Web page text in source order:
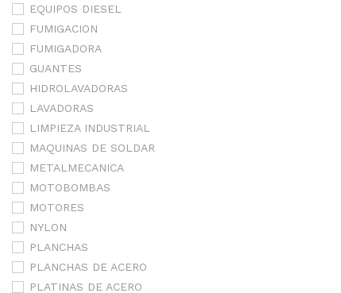
EQUIPOS DIESEL
FUMIGACION
FUMIGADORA
GUANTES
HIDROLAVADORAS
LAVADORAS
LIMPIEZA INDUSTRIAL
MAQUINAS DE SOLDAR
METALMECANICA
MOTOBOMBAS
MOTORES
NYLON
PLANCHAS
PLANCHAS DE ACERO
PLATINAS DE ACERO